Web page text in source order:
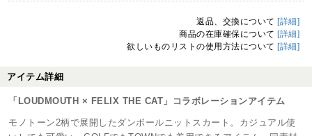
返品、交換について [詳細]
商品の在庫確保について [詳細]
欲しいものリストの使用方法について [詳細]
アイテム詳細
「LOUDMOUTH × FELIX THE CAT」コラボレーションアイテム
モノトーン2柄で展開したダンボールニットスカート。カジュアル使